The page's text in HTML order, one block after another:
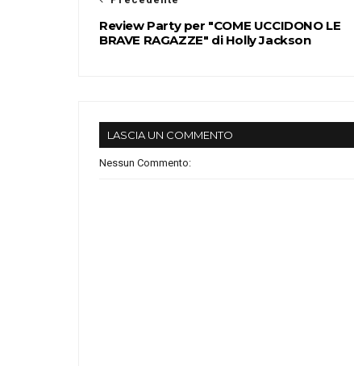
Review Party per "COME UCCIDONO LE
BRAVE RAGAZZE" di Holly Jackson
LASCIA UN COMMENTO
Nessun Commento: